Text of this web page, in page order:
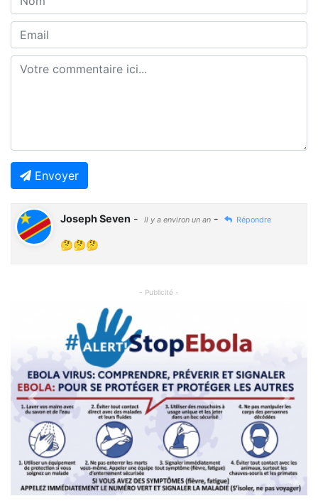
Envoyer
Joseph Seven - Il y a environ un an - Répondre
🤔🤔🤔
- Publicité -
Previous Next